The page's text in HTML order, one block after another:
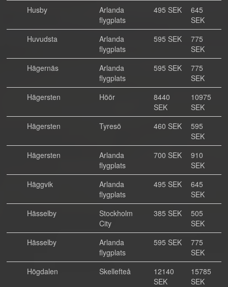
Husby
Arlanda
flygplats
495 SEK
645
SEK
Huvudsta
Arlanda
flygplats
595 SEK
775
SEK
Hägernäs
Arlanda
flygplats
595 SEK
775
SEK
Hägersten
Höör
8440
SEK
10975
SEK
Hägersten
Tyresö 460 SEK
595
SEK
Hägersten
Arlanda
flygplats
700 SEK
910
SEK
Häggvik
Arlanda
flygplats
495 SEK
645
SEK
Hässelby
Stockholm
City
385 SEK
505
SEK
Hässelby
Arlanda
flygplats
595 SEK
775
SEK
Högdalen
Skellefteå
12140
SEK
15785
SEK